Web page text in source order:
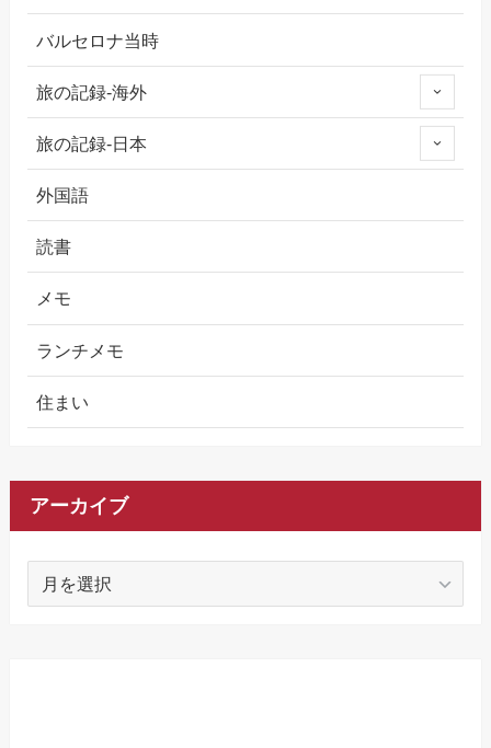
バルセロナ当時
旅の記録-海外
旅の記録-日本
外国語
読書
メモ
ランチメモ
住まい
アーカイブ